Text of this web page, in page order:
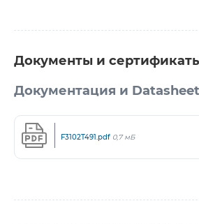
Документы и
Документация и Datasheet
F3102T491.pdf 0,7 мБ